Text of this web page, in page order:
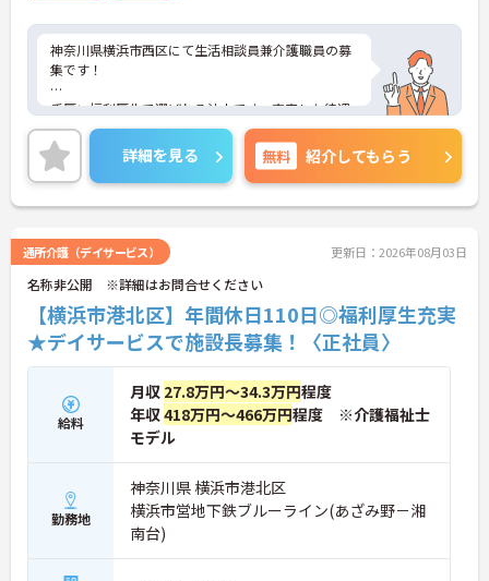
神奈川県横浜市西区にて生活相談員兼介護職員の募
集です！
手厚い福利厚生で選ばれる法人です。充実した待遇
や働きやすさを考えた環境があり、定着率も高く、
勤続年数10年以上の社員が多数活躍しています。リ
フレッシュ休暇や1時間単位の有給も職員がお互い
に協力しあってこの制度を活用しています。働きや
すい環境を皆で作ろうという文化がございます。
年間休日120日なのでお休みも多めに加え、残業少
なめなので、プライベートの時間もしっかり確保で
きます◎ご興味ある方には、面接対策ポイントな
ど、さらに詳細をお話しいたしますのでお気軽にご
相談ください！
詳細を見る 無料 紹介してもらう
通所介護（デイサービス） 更新日：2026年08月03日
名称非公開 ※詳細はお問合せください
【横浜市港北区】年間休日110日◎福利厚生充実
★デイサービスで施設長募集！〈正社員〉
給料
月収 27.8万円～34.3万円程度
年収418万円～466万円程度 ※介護福祉士
モデル
勤務地
神奈川県 横浜市港北区
横浜市営地下鉄ブルーライン(あざみ野－湘
南台)